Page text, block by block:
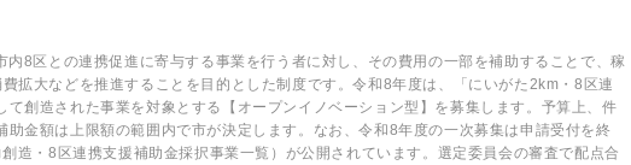
8区との連携促進に寄与する事業を行う者に対し、その費用の一部を補助することで、稼
拡大などを推進することを目的とした制度です。令和8年度は、「にいがた2km・8区連
創造された事業を対象とする【オープンイノベーション型】を募集します。予算上、件
金額は上限額の範囲内で市が決定します。なお、令和8年度の一次募集は申請受付を終
造・8区連携支援補助金採択事業一覧）が公開されています。選定委員会の審査で配点合